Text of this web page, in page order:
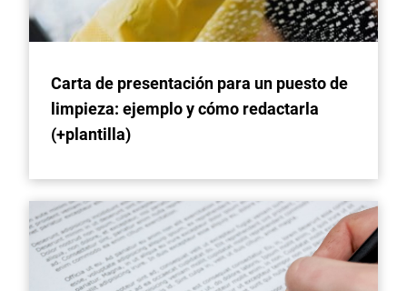
Carta de presentación para un puesto de
limpieza: ejemplo y cómo redactarla
(+plantilla)